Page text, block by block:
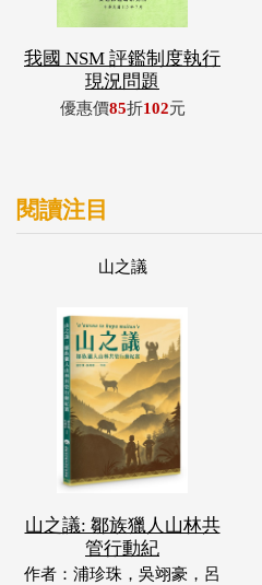
我國 NSM 評鑑制度執行
現況問題
優惠價85折102元
閱讀注目
山之議
山之議: 鄒族獵人山林共
管行動紀
作者：浦珍珠，吳翊豪，呂